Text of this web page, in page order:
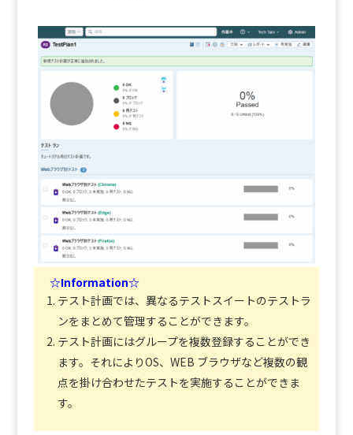
☆Information☆
テスト計画では、異なるテストスイートのテストラ
ンをまとめて管理することができます。
テスト計画にはグループを複数登録することができ
ます。それによりOS、WEB ブラウザなど複数の観
点を掛け合わせたテストを実施することができま
す。